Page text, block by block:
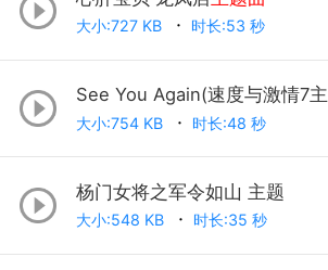
大小:727 KB 时长:53 秒
See You Again(速度与激情7主
大小:754 KB 时长:48 秒
杨门女将之军令如山 主题
大小:548 KB 时长:35 秒